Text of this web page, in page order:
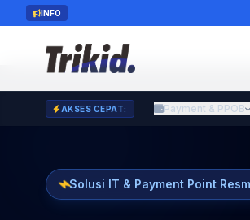
INFO
AKSES CEPAT: Payment & PPOB
Solusi IT & Payment Point